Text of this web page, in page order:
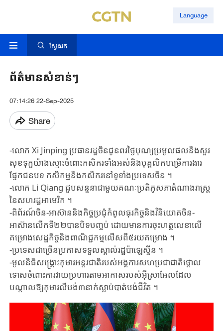
Language
ស្វែងរក
ព័ត៌មានសំខាន់ៗ​​
07:14:26 22-Sep-2025
Share
-លោក Xi ​Jinping ​ប្រធានរដ្ឋចិន​ជូនពរ​ថ្ងៃបុណ្យ​ប្រមូលផល​និង​សួរ
សុខទុក្ខយ៉ាង​ស្មោះ​ចំពោះ​កសិករទាំងអស់​និងបុគ្គលិក​បម្រើ​ការងារ​
ផ្នែក​ជនបទ កសិកម្មនិង​កសិករ​នៅទូទាំង​ប្រទេស​ចិន ។
-លោក ​Li ​Qiang ​ជួបសន្ទនាជាមួយ​គណៈប្រតិភូ​សភាតំណាងរាស្រ្ត​
នៃសហរដ្ឋអាមេរិក ។
-ពិព័រណ៍​ចិន-អាស៊ាន​និង​កិច្ចប្រជុំកំពូល​​ធុរកិច្ច​​​និងវិនិយោគ​ចិន-
អាស៊ាន​លើកទី២២​បានបិទបញ្ចប់ ​ដោយមាន​ការចុះហត្ថលេខាលើ​
គម្រោងសេដ្ឋកិច្ច​និងពាណិជ្ជកម្ម​លើសពី​៥រយ​គម្រោង ។
-ប្រទេស​ជាច្រើន​ប្រកាស​ទទួលស្គាល់​រដ្ឋប៉ាឡេស្ទីន ។
-មូលនិធិ​សង្គ្រោះកុមារ​អន្តរជាតិ​របស់អង្គការ​សហប្រជាជាតិ​ថ្កោល
ទោស​ចំពោះ​ការវាយប្រហារ​តាមអាកាស​របស់អ៊ីស្រាអែល​ដែល
បណ្តាលឱ្យ​កុមារលីបង់​៣នាក់ស្លាប់​បាត់បង់​ជីវិត ។